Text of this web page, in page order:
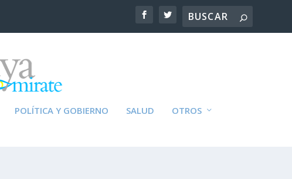
POLÍTICA Y GOBIERNO SALUD OTROS